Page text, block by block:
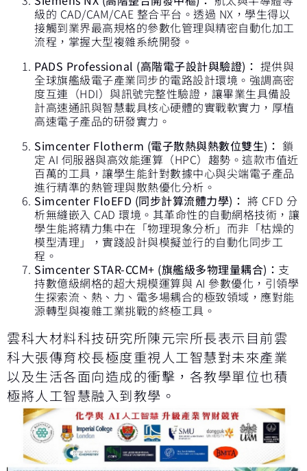
級的 CAD/CAM/CAE 整合平台。透過 NX，學生得以
接觸到業界最高規格的參數化管理與精密自動化加工
流程，掌握大型複雜系統開發。
PADS Professional (高階電子設計與驗證)： 提供與
全球旗艦級電子產業同步的電路設計環境。強調高密
度互連（HDI）與訊號完整性驗證，讓畢業生具備設
計高速通訊與智慧載具核心硬體的實戰軟實力，厚植
高速電子產品的研發實力。
Simcenter Flotherm (電子散熱與熱數位雙生)： 鎖
定 AI 伺服器與高效能運算（HPC）趨勢。這款市值近
百萬的工具，讓學生能針對數據中心與尖端電子產品
進行精準的熱管理與散熱優化分析。
Simcenter FloEFD (同步計算流體力學)： 將 CFD 分
析無縫嵌入 CAD 環境。其革命性的自動網格技術，讓
學生能將精力集中在「物理現象分析」而非「枯燥的
模型清理」，實踐設計與模擬並行的自動化同步工
程。
Simcenter STAR-CCM+ (旗艦級多物理量耦合)： 支
持數億級網格的超大規模運算與 AI 參數優化，引領學
生探索流、熱、力、電多場耦合的極致領域，應對能
源轉型與複雜工業挑戰的終極工具。
雲科大材料科技研究所陳元宗所長表示目前雲
科大張傳育校長極度重視人工智慧對未來產業
以及生活各面向造成的衝擊，各教學單位也積
極將人工智慧融入到教學。